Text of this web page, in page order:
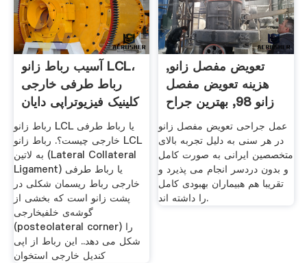
آسیب رباط زانو LCL،
رباط طرفی خارجی
کلینیک فیزیوتراپی دایان
رباط زانو LCL یا رباط طرفی
خارجی چیست؟. رباط زانو LCL
به لاتین (Lateral Collateral
Ligament) یا رباط طرفی
خارجی رباط ریسمان شکلی در
پشت زانو است که بخشی از
گوشه‌ی خلفیخارجی
(posteolateral corner) را
شکل می دهد.. این رباط از اپی
کندیل خارجی استخوان
تعویض مفصل زانو,
هزینه تعویض مفصل
زانو 98, بهترین جراح
عمل جراحی تعویض مفصل زانو
در هر سنی به دلیل تجربه بالای
متخصصین ایرانی به صورت کامل
و بدون دردسر انجام می پذیرد و
تقریبا هم هبیماران بهبودی کامل
را داشته اند.